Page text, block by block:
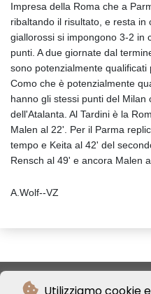
Impresa della Roma che a
ribaltando il risultato, e resta
giallorossi si impongono 3-2 in
punti. A due giornate dal
sono potenzialmente
Como che è potenzialmente
hanno gli stessi punti del
dell'Atalanta. Al Tardini è la
Malen al 22'. Per il Parma
tempo e Keita al 42' del
Rensch al 49' e ancora Malen
A.Wolf--VZ